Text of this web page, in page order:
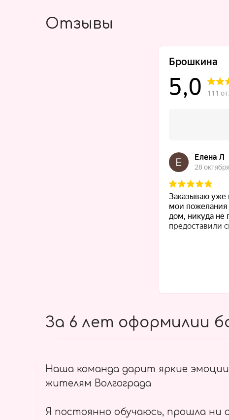
Отзывы
За 6 лет оформилии
Наша команда дарит яркие
жителям Волгограда
Я постоянно обучаюсь, прошла ни